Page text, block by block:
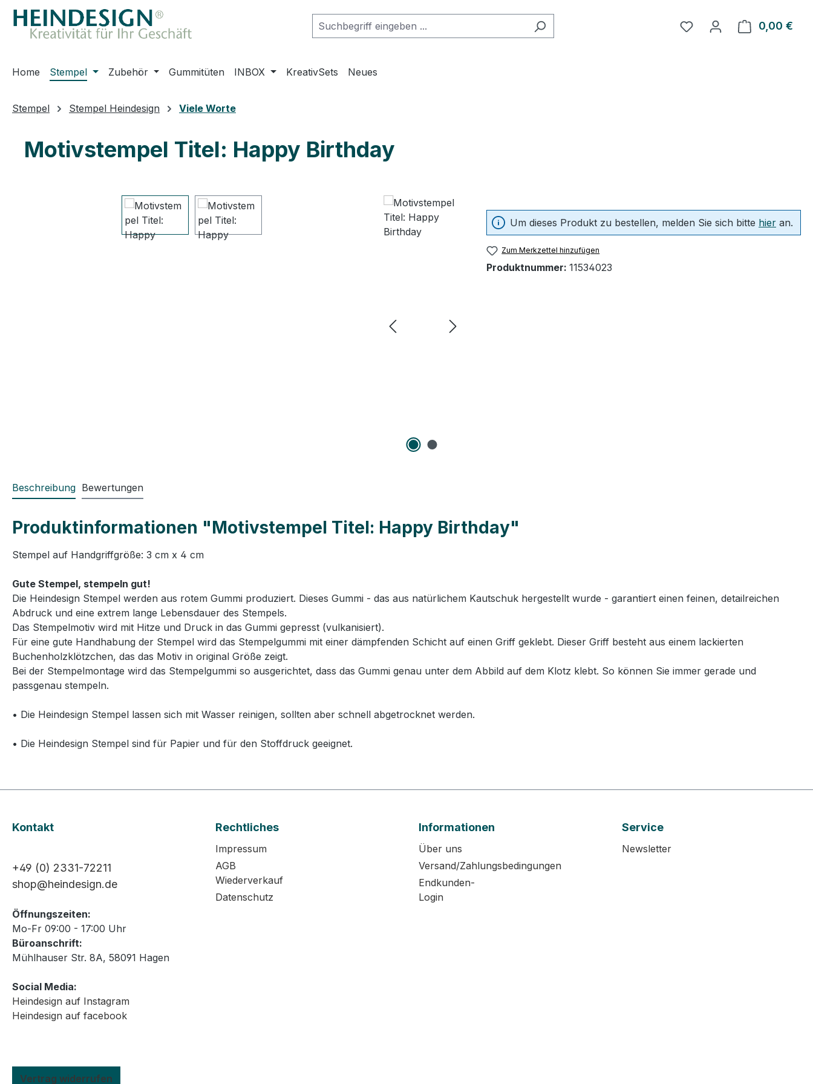
Hauptinhalt springen
Zur Suche springen
Zur Hauptnavigation springen
Du hast 0 Produkte auf
0,00 €
Home Stempel Zubehör Gummitüten INBOX KreativSets Neues
Stempel Stempel Heindesign Viele Worte
Motivstempel Titel: Happy Birthday
Um dieses Produkt zu bestellen, melden Sie sich bitte hier an.
Zum Merkzettel hinzufügen
Produktnummer: 11534023
Beschreibung Bewertungen
Produktinformationen "Motivstempel Titel: Happy Birthday"
Stempel auf Handgriffgröße: 3 cm x 4 cm
Gute Stempel, stempeln gut!
Die Heindesign Stempel werden aus rotem Gummi produziert. Dieses Gummi - das aus natürlichem Kautschuk hergestellt wurde - garantiert einen feinen, detailreichen
Abdruck und eine extrem lange Lebensdauer des Stempels.
Das Stempelmotiv wird mit Hitze und Druck in das Gummi gepresst (vulkanisiert).
Für eine gute Handhabung der Stempel wird das Stempelgummi mit einer dämpfenden Schicht auf einen Griff geklebt. Dieser Griff besteht aus einem lackierten
Buchenholzklötzchen, das das Motiv in original Größe zeigt.
Bei der Stempelmontage wird das Stempelgummi so ausgerichtet, dass das Gummi genau unter dem Abbild auf dem Klotz klebt. So können Sie immer gerade und
passgenau stempeln.
• Die Heindesign Stempel lassen sich mit Wasser reinigen, sollten aber schnell abgetrocknet werden.
• Die Heindesign Stempel sind für Papier und für den Stoffdruck geeignet.
Kontakt
+49 (0) 2331-72211
shop@heindesign.de
Öffnungszeiten:
Mo-Fr 09:00 - 17:00 Uhr
Büroanschrift:
Mühlhauser Str. 8A, 58091 Hagen
Social Media:
Heindesign auf Instagram
Heindesign auf facebook
Vertrag widerrufen
Rechtliches
Impressum
AGB
Wiederverkauf
Datenschutz
Informationen
Über uns
Versand/Zahlungsbedingungen
Endkunden-
Login
Service
Newsletter